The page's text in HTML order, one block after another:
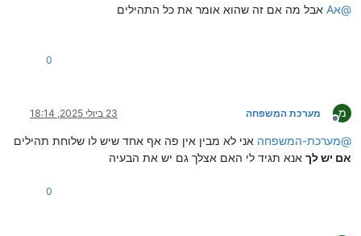
@אA אבל מה אם זה שהוא אומר את כל התהילים
0
מ
מנותק
מערכת המשפחה 23 ביולי 2025, 18:14
@מערכת-המשפחה אני לא מבין אין פה אף אחד שיש לו שלוחת תהילים
אם יש לך אנא תגיד לי האם אצלך גם יש את הבעיה
0